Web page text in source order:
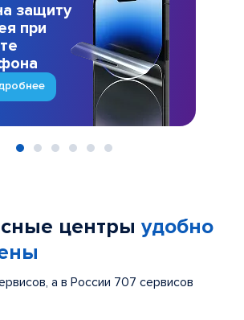
защиту
при
центры удобно
а в России 707 сервисов